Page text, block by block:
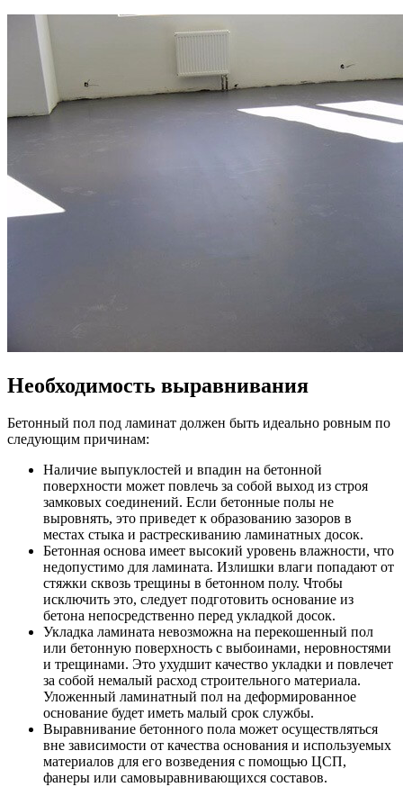
Необходимость выравнивания
Бетонный пол под ламинат должен быть идеально ровным по
следующим причинам:
Наличие выпуклостей и впадин на бетонной
поверхности может повлечь за собой выход из строя
замковых соединений. Если бетонные полы не
выровнять, это приведет к образованию зазоров в
местах стыка и растрескиванию ламинатных досок.
Бетонная основа имеет высокий уровень влажности, что
недопустимо для ламината. Излишки влаги попадают от
стяжки сквозь трещины в бетонном полу. Чтобы
исключить это, следует подготовить основание из
бетона непосредственно перед укладкой досок.
Укладка ламината невозможна на перекошенный пол
или бетонную поверхность с выбоинами, неровностями
и трещинами. Это ухудшит качество укладки и повлечет
за собой немалый расход строительного материала.
Уложенный ламинатный пол на деформированное
основание будет иметь малый срок службы.
Выравнивание бетонного пола может осуществляться
вне зависимости от качества основания и используемых
материалов для его возведения с помощью ЦСП,
фанеры или самовыравнивающихся составов.